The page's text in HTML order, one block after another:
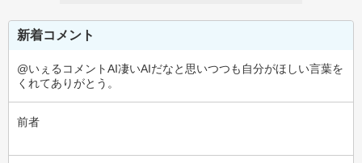
新着コメント
@いぇるコメントAI凄いAIだなと思いつつも自分がほしい言葉を
くれてありがとう。
前者